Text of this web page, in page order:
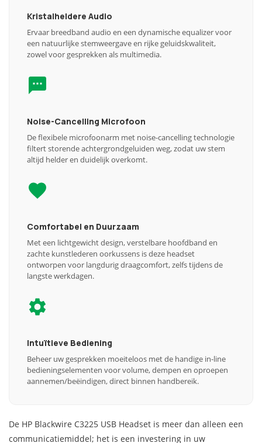
Kristalheldere Audio
Ervaar breedband audio en een dynamische equalizer voor
een natuurlijke stemweergave en rijke geluidskwaliteit,
zowel voor gesprekken als multimedia.
Noise-Cancelling Microfoon
De flexibele microfoonarm met noise-cancelling technologie
filtert storende achtergrondgeluiden weg, zodat uw stem
altijd helder en duidelijk overkomt.
Comfortabel en Duurzaam
Met een lichtgewicht design, verstelbare hoofdband en
zachte kunstlederen oorkussens is deze headset
ontworpen voor langdurig draagcomfort, zelfs tijdens de
langste werkdagen.
Intuïtieve Bediening
Beheer uw gesprekken moeiteloos met de handige in-line
bedieningselementen voor volume, dempen en oproepen
aannemen/beëindigen, direct binnen handbereik.
De HP Blackwire C3225 USB Headset is meer dan alleen een
communicatiemiddel; het is een investering in uw